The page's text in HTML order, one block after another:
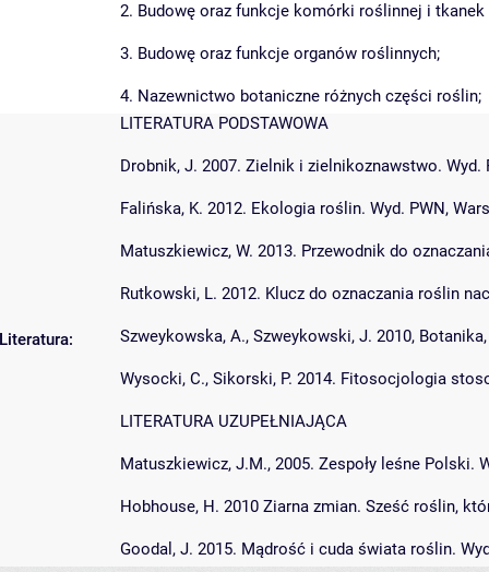
2. Budowę oraz funkcje komórki roślinnej i tkanek
3. Budowę oraz funkcje organów roślinnych;
4. Nazewnictwo botaniczne różnych części roślin;
Literatura:
LITERATURA PODSTAWOWA
Drobnik, J. 2007. Zielnik i zielnikoznawstwo. Wyd.
Falińska, K. 2012. Ekologia roślin. Wyd. PWN,
Matuszkiewicz, W. 2013. Przewodnik do
Rutkowski, L. 2012. Klucz do oznaczania roślin
Szweykowska, A., Szweykowski, J. 2010, Botanika,
Wysocki, C., Sikorski, P. 2014. Fitosocjologia
LITERATURA UZUPEŁNIAJĄCA
Matuszkiewicz, J.M., 2005. Zespoły leśne Polski.
Hobhouse, H. 2010 Ziarna zmian. Sześć roślin,
Goodal, J. 2015. Mądrość i cuda świata roślin.